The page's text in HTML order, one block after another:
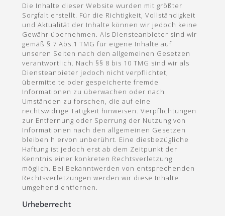
Die Inhalte dieser Website wurden mit größter
Sorgfalt erstellt. Für die Richtigkeit, Vollständigkeit
und Aktualität der Inhalte können wir jedoch keine
Gewähr übernehmen. Als Diensteanbieter sind wir
gemäß § 7 Abs.1 TMG für eigene Inhalte auf
unseren Seiten nach den allgemeinen Gesetzen
verantwortlich. Nach §§ 8 bis 10 TMG sind wir als
Diensteanbieter jedoch nicht verpflichtet,
übermittelte oder gespeicherte fremde
Informationen zu überwachen oder nach
Umständen zu forschen, die auf eine
rechtswidrige Tätigkeit hinweisen. Verpflichtungen
zur Entfernung oder Sperrung der Nutzung von
Informationen nach den allgemeinen Gesetzen
bleiben hiervon unberührt. Eine diesbezügliche
Haftung ist jedoch erst ab dem Zeitpunkt der
Kenntnis einer konkreten Rechtsverletzung
möglich. Bei Bekanntwerden von entsprechenden
Rechtsverletzungen werden wir diese Inhalte
umgehend entfernen.
Urheberrecht